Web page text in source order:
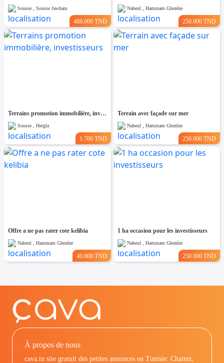
Sousse , Sousse Jawhara
488.000 TND
Nabeul , Hammam Ghezèze
250.000 TND
Terrains promotion immobilière, investisseurs
Sousse , Hergla
1.700 TND
Terrain avec façade sur mer
Nabeul , Hammam Ghezèze
250.000 TND
Offre a ne pas rater cote kelibia
Nabeul , Hammam Ghezèze
40.000 TND
1 ha occasion pour les investisseurs
Nabeul , Hammam Ghezèze
250.000 TND
À propos de nous
cava.tn site gratuit des petites annonces en Tunisie: Chattez,